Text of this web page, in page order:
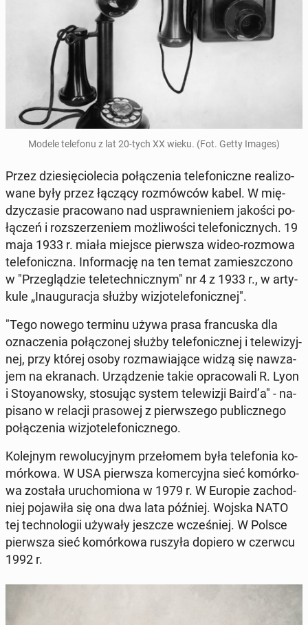
Modele te­le­fo­nu z lat 20-tych XX wieku. (Fot. Getty Images)
Przez dzie­się­cio­le­cia po­łą­cze­nia te­le­fo­nicz­ne re­ali­zo­
wa­ne były przez łączący roz­mów­ców kabel. W mię­
dzy­cza­sie pra­co­wa­no nad uspraw­nie­niem jakości po­
łą­czeń i roz­sze­rze­niem moż­li­wo­ści te­le­fo­nicz­nych. 19
maja 1933 r. miała miejsce pierw­sza wideo-rozmowa
te­le­fo­nicz­na. In­for­ma­cję na ten temat za­miesz­czo­no
w "Prze­glą­dzie te­le­tech­nicz­nym" nr 4 z 1933 r., w ar­ty­
ku­le „In­au­gu­ra­cja służby wi­zjo­te­le­fo­nicz­nej".
"Tego nowego terminu używa prasa fran­cu­ska dla
ozna­cze­nia po­łą­czo­nej służby te­le­fo­nicz­nej i te­le­wi­zyj­
nej, przy której osoby roz­ma­wia­ją­ce widzą się na­wza­
jem na ekra­nach. Urzą­dze­nie takie opra­co­wa­li R. Lyon
i Stoy­anow­sky, sto­su­jąc system te­le­wi­zji Baird’a" - na­
pi­sa­no w relacji pra­so­wej z pierw­sze­go pu­blicz­ne­go
po­łą­cze­nia wi­zjo­te­le­fo­nicz­ne­go.
Ko­lej­nym re­wo­lu­cyj­nym prze­ło­mem była te­le­fo­nia ko­
mór­ko­wa. W USA pierw­sza ko­mer­cyj­na sieć ko­mór­ko­
wa została uru­cho­mio­na w 1979 r. W Europie za­chod­
niej po­ja­wi­ła się ona dwa lata później. Wojska NATO
tej tech­no­lo­gii używały jeszcze wcze­śniej. W Polsce
pierw­sza sieć ko­mór­ko­wa ruszyła dopiero w czerwcu
1992 r.